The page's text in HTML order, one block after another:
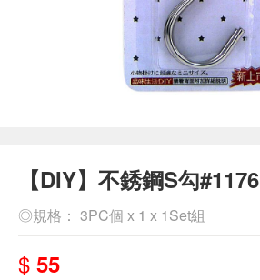
【DIY】不銹鋼S勾#1176
◎規格： 3PC個 x 1 x 1Set組
$ 55